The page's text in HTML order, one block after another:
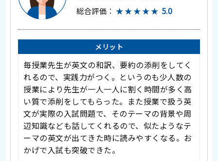
総合評価： ★★★★★ 5.0
メリット
毎授業先生が英文の和訳、要約の添削をしてく
れるので、実践力がつく。というのも少人数の
授業により先生が一人一人に割く時間が多く高
い質で添削をしてもらった。また授業で扱う英
文が実際の入試問題で、そのテーマの背景や周
辺知識なども話してくれるので、似たようなテ
ーマの英文が出てきた時に読みやすくなる。お
かげで入試も突破できた。